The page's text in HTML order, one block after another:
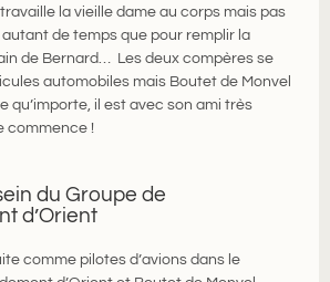
la vieille dame au corps mais pas
de temps que pour remplir la
de Bernard… Les deux compères se
automobiles mais Boutet de Monvel
qu’importe, il est avec son ami très
commence !
du Groupe de
d’Orient
comme pilotes d’avions dans le